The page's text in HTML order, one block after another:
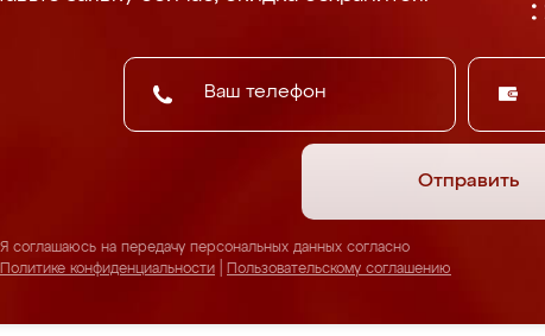
Отправить
Я соглашаюсь на передачу персональных данных согласно
Политике конфиденциальности
Пользовательскому соглашению